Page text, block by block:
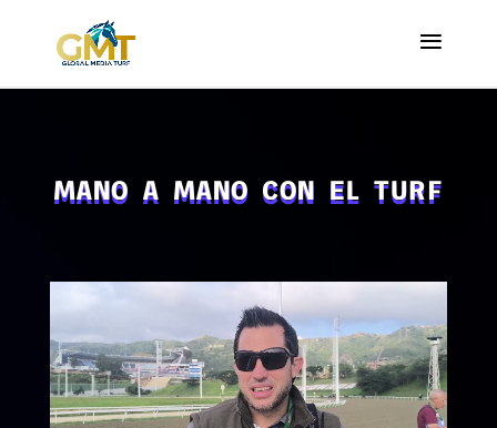
MANO A MANO CON EL TURF